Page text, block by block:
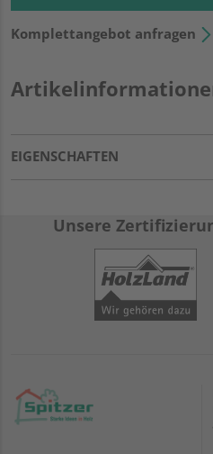
Komplettangebot anfragen
EIGENSCHAFTEN
Unsere